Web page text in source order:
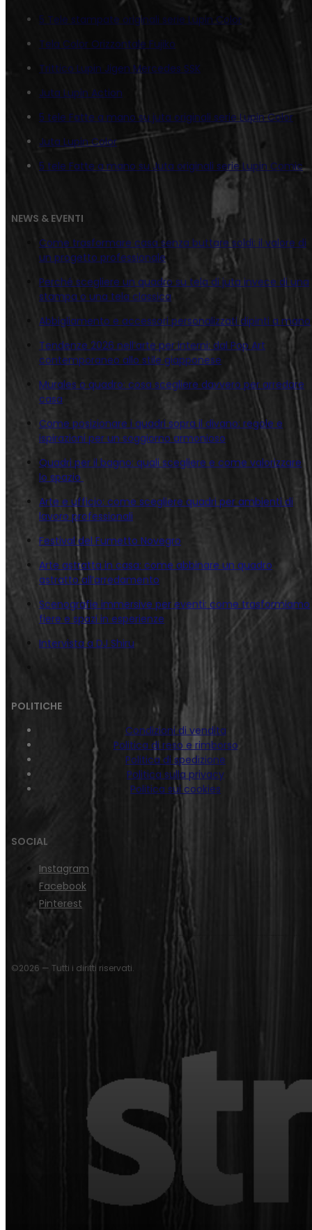
5 Tele stampate originali serie Lupin Color
Tela Color Orizzontale Fujiko
Trittico Lupin Jigen Mercedes SSK
Juta Lupin Action
5 tele Fatte a mano su juta originali serie Lupin Color
Juta Lupin Color
5 tele Fatte a mano su Juta originali serie Lupin Comic
NEWS & EVENTI
Come trasformare casa senza buttare soldi: il valore di
un progetto professionale
Perché scegliere un quadro su tela di juta invece di una
stampa o una tela classica
Abbigliamento e accessori personalizzati dipinti a mano
Tendenze 2026 nell’arte per interni: dal Pop Art
contemporaneo allo stile giapponese
Murales o quadro: cosa scegliere davvero per arredare
casa
Come posizionare i quadri sopra il divano: regole e
ispirazioni per un soggiorno armonioso
Quadri per il bagno: quali scegliere e come valorizzare
lo spazio
Arte e ufficio: come scegliere quadri per ambienti di
lavoro professionali
Festival del Fumetto Novegro
Arte astratta in casa: come abbinare un quadro
astratto all’arredamento
Scenografie immersive per eventi: come trasformiamo
fiere e spazi in esperienze
Intervista a DJ Shiru
POLITICHE
Condizioni di vendita
Politica di reso e rimborso
Politica di spedizione
Politica sulla privacy
Politica sui cookies
SOCIAL
Instagram
Facebook
Pinterest
©2026 — Tutti i diritti riservati.